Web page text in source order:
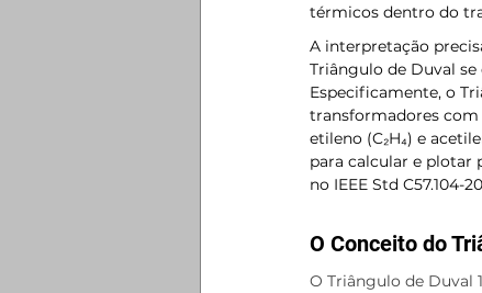
térmicos dentro do
A interpretação
Triângulo de Duval
Especificamente, o
transformadores com
etileno (C₂H₄) e
para calcular e plotar
no IEEE Std C57.104-
O Conceito do
O Triângulo de Duval